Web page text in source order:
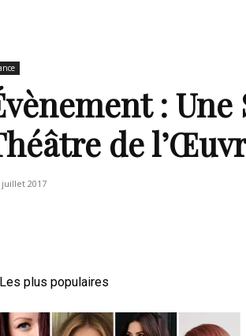
mode
: Une
de
juillet 2017
Les plus populaires